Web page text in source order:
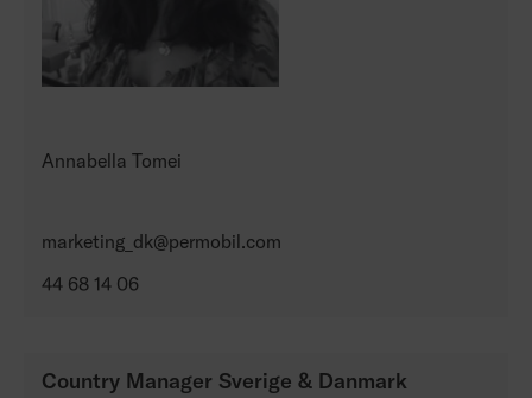
Annabella Tomei
marketing_dk@permobil.com
44 68 14 06
Country Manager Sverige & Danmark